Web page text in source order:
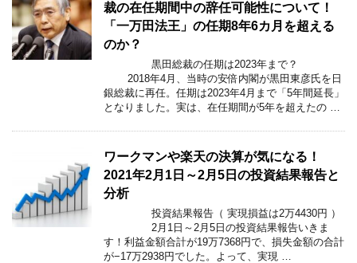
裁の在任期間中の辞任可能性について！
「一万田法王」の任期8年6カ月を超える
のか？
黒田総裁の任期は2023年まで？
2018年4月、当時の安倍内閣が黒田東彦氏を日
銀総裁に再任。任期は2023年4月まで「5年間延長」
となりました。実は、在任期間が5年を超えたの …
ワークマンや楽天の決算が気になる！
2021年2月1日～2月5日の投資結果報告と
分析
投資結果報告（ 実現損益は2万4430円 ）
2月1日～2月5日の投資結果報告いきま
す！利益金額合計が19万7368円で、損失金額の合計
が−17万2938円でした。よって、実現 …